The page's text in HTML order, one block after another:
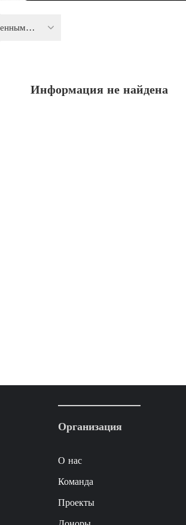
Права лиц с ограниченными возможностями
Информация не найдена
Организация
О нас
Команда
Проекты